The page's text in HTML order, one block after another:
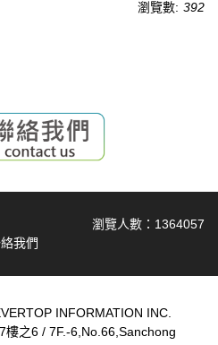
瀏覽數: 392
瀏覽人數： 1364057
我們
INFORMATION INC.
樓之6 / 7F.-6,No.66,Sanchong